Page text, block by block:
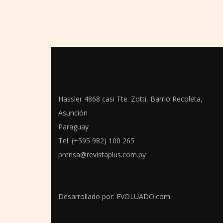
Hassler 4868 casi Tte. Zotti, Barrio Recoleta,
Asunción
Paraguay
Tel: (+595 982) 100 265
prensa@revistaplus.com.py
Desarrollado por: EVOLUADO.com